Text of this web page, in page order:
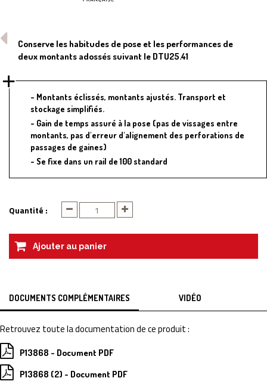
Conserve les habitudes de pose et les performances de
deux montants adossés suivant le DTU25.41
Montants éclissés, montants ajustés. Transport et
stockage simplifiés.
Gain de temps assuré à la pose (pas de vissages entre
montants, pas d'erreur d'alignement des perforations de
passages de gaines)
Se fixe dans un rail de 100 standard
Quantité :
Ajouter au panier
DOCUMENTS COMPLÉMENTAIRES VIDÉO
Retrouvez toute la documentation de ce produit :
P13868 - Document PDF
P13868 (2) - Document PDF